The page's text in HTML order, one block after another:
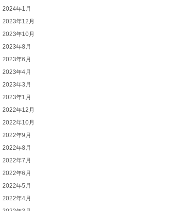
2024年1月
2023年12月
2023年10月
2023年8月
2023年6月
2023年4月
2023年3月
2023年1月
2022年12月
2022年10月
2022年9月
2022年8月
2022年7月
2022年6月
2022年5月
2022年4月